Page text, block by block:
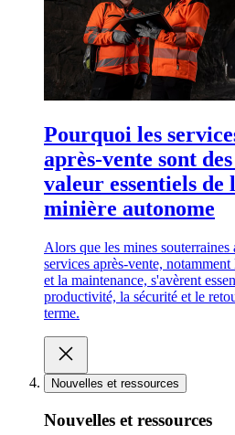
Pourquoi les
après-vente sont
valeur essentiels
minière autonome
Alors que les mines
services après-vente,
et la maintenance, s'avèrent
productivité, la sécurité et le
terme.
Nouvelles et ressources
Nouvelles et ressources